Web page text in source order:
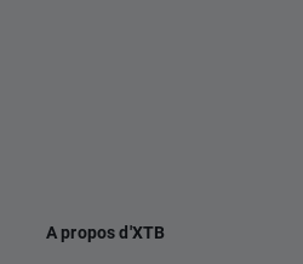
A propos d'XTB